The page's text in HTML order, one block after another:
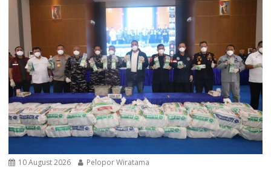
10 August 2026 Pelopor Wiratama